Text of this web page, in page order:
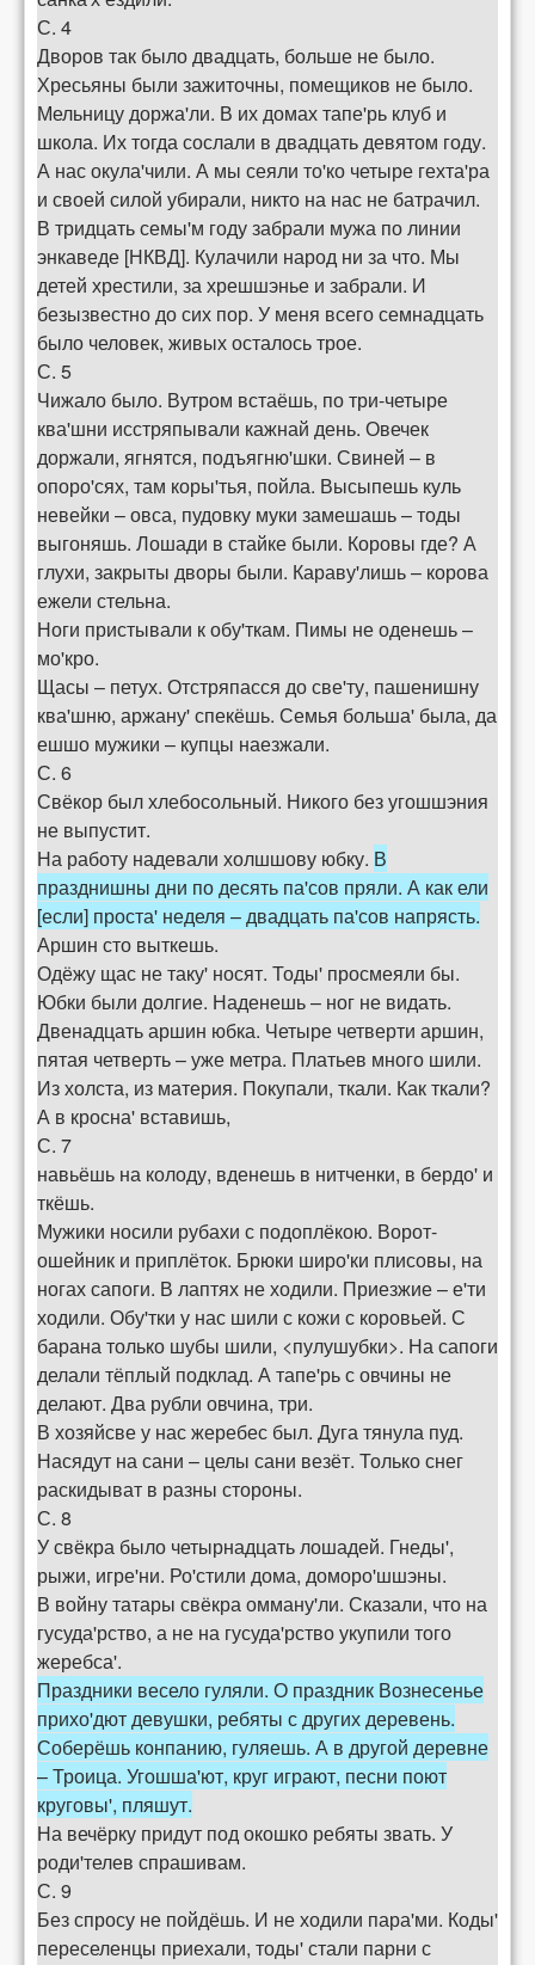
С. 4
Дворов так было двадцать, больше не было.
Хресьяны были зажиточны, помещиков не было.
Мельницу доржа'ли. В их домах тапе'рь клуб и
школа. Их тогда сослали в двадцать девятом году.
А нас окула'чили. А мы сеяли то'ко четыре гехта'ра
и своей силой убирали, никто на нас не батрачил.
В тридцать семы'м году забрали мужа по линии
энкаведе [НКВД]. Кулачили народ ни за что. Мы
детей хрестили, за хрешшэнье и забрали. И
безызвестно до сих пор. У меня всего семнадцать
было человек, живых осталось трое.
С. 5
Чижало было. Вутром встаёшь, по три-четыре
ква'шни исстряпывали кажнай день. Овечек
доржали, ягнятся, подъягню'шки. Свиней – в
опоро'сях, там коры'тья, пойла. Высыпешь куль
невейки – овса, пудовку муки замешашь – тоды
выгоняшь. Лошади в стайке были. Коровы где? А
глухи, закрыты дворы были. Караву'лишь – корова
ежели стельна.
Ноги пристывали к обу'ткам. Пимы не оденешь –
мо'кро.
Щасы – петух. Отстряпасся до све'ту, пашенишну
ква'шню, аржану' спекёшь. Семья больша' была, да
ешшо мужики – купцы наезжали.
С. 6
Свёкор был хлебосольный. Никого без угошшэния
не выпустит.
На работу надевали холшшову юбку. В
празднишны дни по десять па'сов пряли. А как ели
[если] проста' неделя – двадцать па'сов напрясть.
Аршин сто выткешь.
Одёжу щас не таку' носят. Тоды' просмеяли бы.
Юбки были долгие. Наденешь – ног не видать.
Двенадцать аршин юбка. Четыре четверти аршин,
пятая четверть – уже метра. Платьев много шили.
Из холста, из материя. Покупали, ткали. Как ткали?
А в кросна' вставишь,
С. 7
навьёшь на колоду, вденешь в нитченки, в бердо' и
ткёшь.
Мужики носили рубахи с подоплёкою. Ворот-
ошейник и приплёток. Брюки широ'ки плисовы, на
ногах сапоги. В лаптях не ходили. Приезжие – е'ти
ходили. Обу'тки у нас шили с кожи с коровьей. С
барана только шубы шили, <пулушубки>. На сапоги
делали тёплый подклад. А тапе'рь с овчины не
делают. Два рубли овчина, три.
В хозяйсве у нас жеребес был. Дуга тянула пуд.
Насядут на сани – целы сани везёт. Только снег
раскидыват в разны стороны.
С. 8
У свёкра было четырнадцать лошадей. Гнеды',
рыжи, игре'ни. Ро'стили дома, доморо'шшэны.
В войну татары свёкра омману'ли. Сказали, что на
гусуда'рство, а не на гусуда'рство укупили того
жеребса'.
Праздники весело гуляли. О праздник Вознесенье
прихо'дют девушки, ребяты с других деревень.
Соберёшь конпанию, гуляешь. А в другой деревне
– Троица. Угошша'ют, круг играют, песни поют
круговы', пляшут.
На вечёрку придут под окошко ребяты звать. У
роди'телев спрашивам.
С. 9
Без спросу не пойдёшь. И не ходили пара'ми. Коды'
переселенцы приехали, тоды' стали парни с